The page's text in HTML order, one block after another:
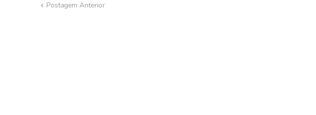
Postagem Anterior